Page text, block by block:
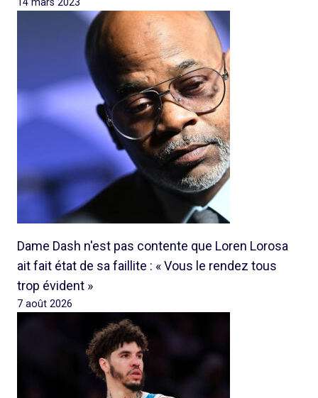
14 mars 2023
Dame Dash n'est pas contente que Loren Lorosa
ait fait état de sa faillite : « Vous le rendez tous
trop évident »
7 août 2026